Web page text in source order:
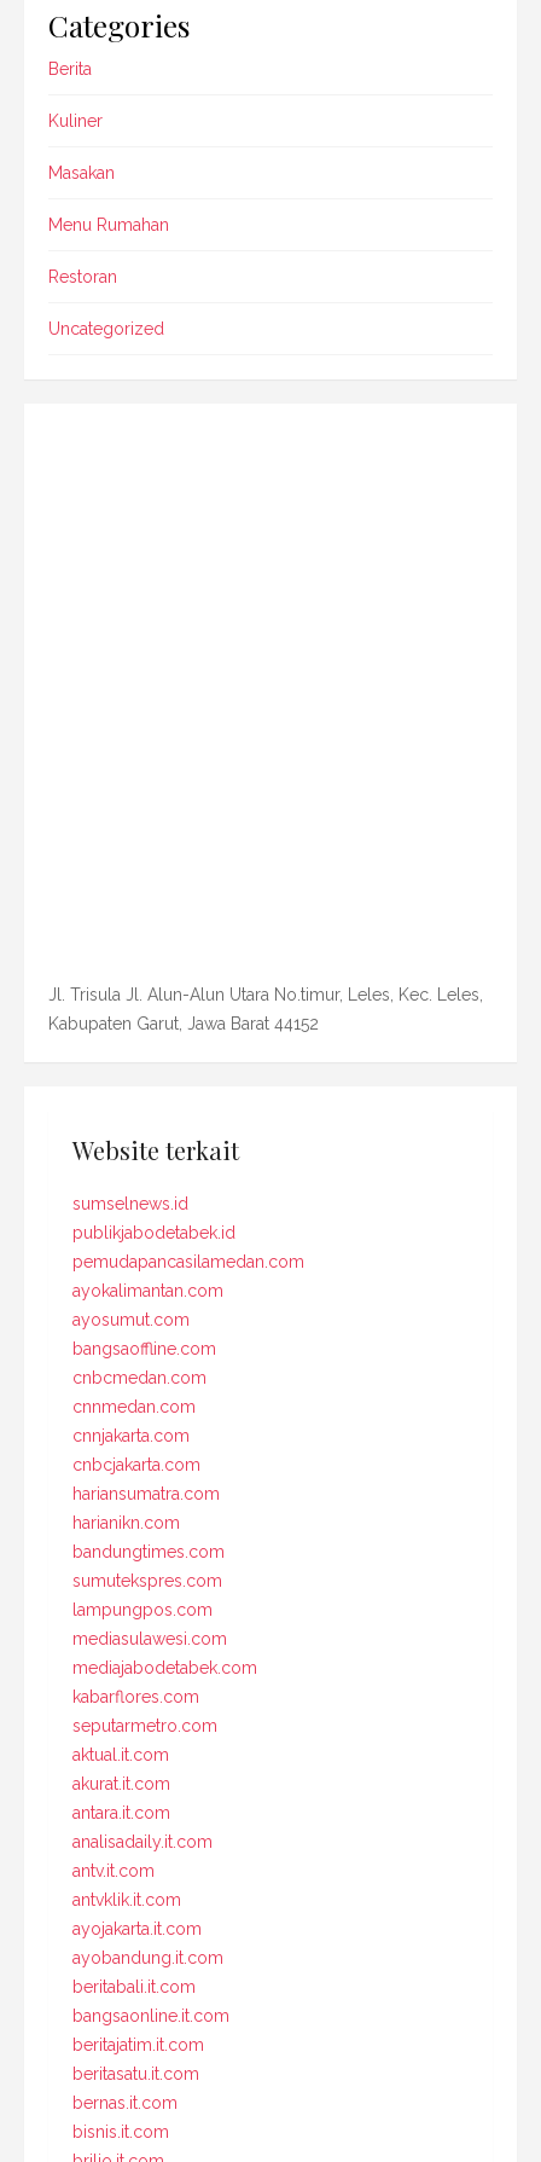
Categories
Berita
Kuliner
Masakan
Menu Rumahan
Restoran
Uncategorized
Jl. Trisula Jl. Alun-Alun Utara No.timur, Leles, Kec. Leles,
Kabupaten Garut, Jawa Barat 44152
Website terkait
sumselnews.id
publikjabodetabek.id
pemudapancasilamedan.com
ayokalimantan.com
ayosumut.com
bangsaoffline.com
cnbcmedan.com
cnnmedan.com
cnnjakarta.com
cnbcjakarta.com
hariansumatra.com
harianikn.com
bandungtimes.com
sumutekspres.com
lampungpos.com
mediasulawesi.com
mediajabodetabek.com
kabarflores.com
seputarmetro.com
aktual.it.com
akurat.it.com
antara.it.com
analisadaily.it.com
antv.it.com
antvklik.it.com
ayojakarta.it.com
ayobandung.it.com
beritabali.it.com
bangsaonline.it.com
beritajatim.it.com
beritasatu.it.com
bernas.it.com
bisnis.it.com